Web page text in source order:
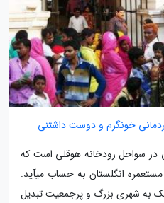
خونگرم و دوست داشتنی
در سواحل رودخانه هوقلی است که
بعنوان مستعمره انگلستان به حساب میآید.
به شهری بزرگ و پرجمعیت تبدیل